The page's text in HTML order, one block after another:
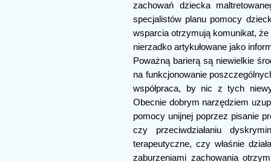
zachowań dziecka
specjalistów planu pomocy
wsparcia otrzymują komunikat,
nierzadko artykułowane jako
Poważną barierą są niewielkie
na funkcjonowanie
współpraca, by nic z tych
Obecnie dobrym narzędziem
pomocy unijnej poprzez pisanie
czy przeciwdziałaniu
terapeutyczne, czy właśnie
zaburzeniami zachowania